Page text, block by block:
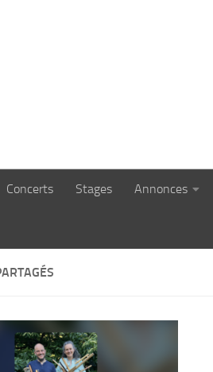
Concerts Stages Annonces